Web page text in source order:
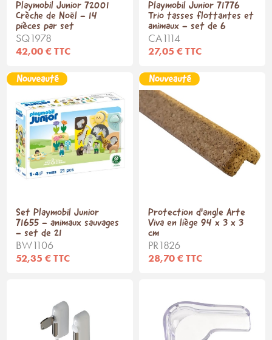
Playmobil Junior 72001
Crèche de Noël - 14
pièces par set
SQ1978
42,00 € TTC
Playmobil Junior 71776
Trio tasses flottantes et
animaux - set de 6
CA1114
27,05 € TTC
Set Playmobil Junior
71655 - animaux sauvages
- set de 21
BW1106
52,35 € TTC
Protection d'angle Arte
Viva en liège 94 x 3 x 3
cm
PR1826
28,70 € TTC